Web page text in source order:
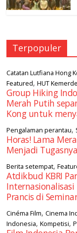
Terpopuler
Catatan Lutfiana Hong
Featured,HUT
Group Hiking
Merah Putih
Kong untuk
Pengalaman perantau,
Horas! Lama
Menjadi
Berita setempat,
Atdikbud KBRI
Internasionalisasi
Prancis di
Cinéma Film,Cinema
Indonesia,Kompetisi,